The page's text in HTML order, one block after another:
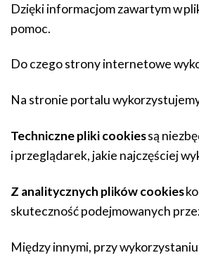
Dzięki informacjom zawartym w
pomoc.
Do czego strony internetowe
Na stronie portalu
Techniczne pliki cookiessą
i przeglądarek, jakie najczęściej
Z analitycznych plików cookies
skuteczność podejmowanych
Między innymi, przy